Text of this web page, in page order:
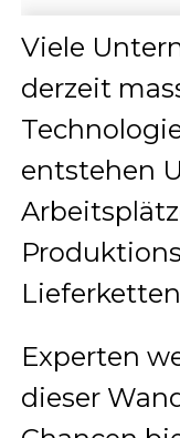
Viele
derzeit
entstehen
Experten
dieser